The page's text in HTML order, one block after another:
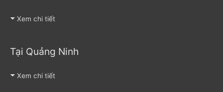
Xem chi tiết
Tại Quảng Ninh
Xem chi tiết